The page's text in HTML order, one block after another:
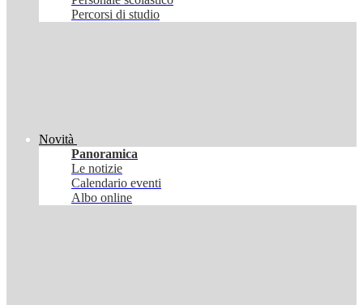
Percorsi di studio
Novità
Panoramica
Le notizie
Calendario eventi
Albo online